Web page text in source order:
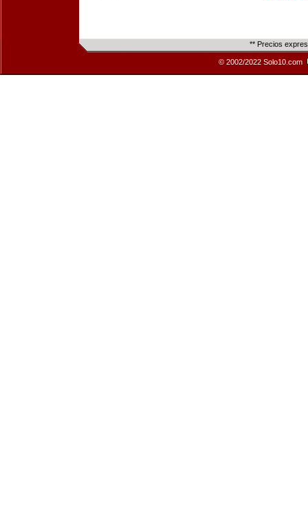
** Precios
© 2002/2022 Solo10.com